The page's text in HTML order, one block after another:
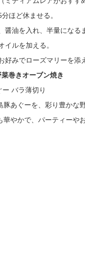
ほど休ませる。
油を入れ、半量になる
ルを加える。
みでローズマリーを添
巻きオーブン焼き
バラ薄切り
あぐーを、彩り豊かな
やかで、パーティーや